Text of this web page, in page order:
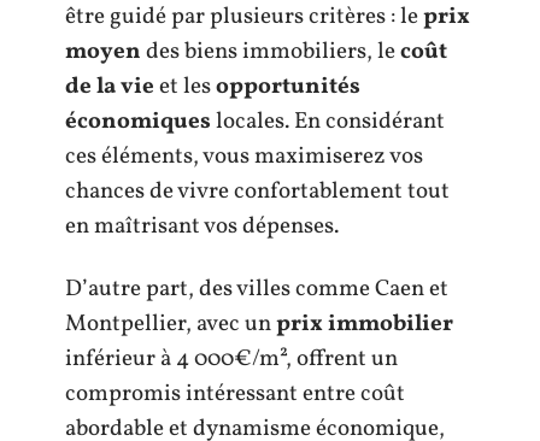
être guidé par plusieurs critères : leprix
moyendes biens immobiliers, lecoût
de la vieet lesopportunités
économiqueslocales. En considérant
ces éléments, vous maximiserez vos
chances de vivre confortablement tout
en maîtrisant vos dépenses.
D’autre part, des villes comme Caen et
Montpellier, avec unprix immobilier
inférieur à 4 000€/m², offrent un
compromis intéressant entre coût
abordable et dynamisme économique,